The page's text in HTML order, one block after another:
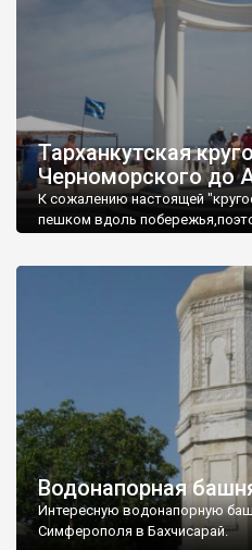
Тарханкутская
Черноморского до
К сожалению настоящей
пешком вдоль
Водонапорная
Интересную водонапорную
Симферополя в Бахчисарай.